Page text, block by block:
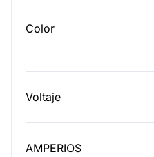
Color
Voltaje
AMPERIOS